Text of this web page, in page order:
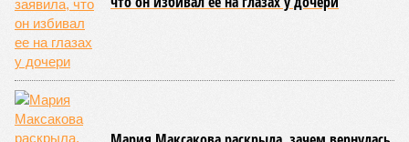
продолжительной и суровой. Снега образовалось огромное
количество – казалось бы, хороший знак после периода
великой суши, продолжавшегося с 1928-го. Но всё
обратилось катастрофой. Снег растаял, устремился в реки,
начался небывалый паводок, быстро обернувшийся
страшным наводнением, которое обильные весенние ливни
только усугубили. К июню всё это преобразовалось в